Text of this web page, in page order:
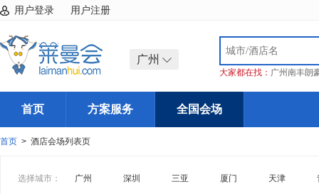
用户登录 用户注册
广州
大家都在找： 广州南丰朗
首页 方案服务 全国会场
首页 > 酒店会场列表页
选择城市： 广州 深圳 三亚 厦门 天津